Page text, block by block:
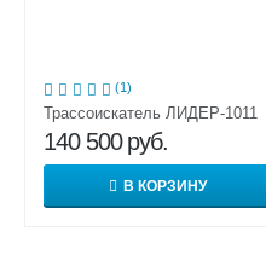
(1)
Трассоискатель ЛИДЕР-1011
140 500 руб.
В КОРЗИНУ